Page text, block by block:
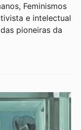
Feminismos
e intelectual
pioneiras da